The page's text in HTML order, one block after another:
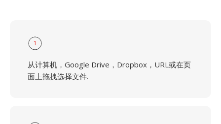
1
从计算机，Google Drive，Dropbox，URL或在页
面上拖拽选择文件.